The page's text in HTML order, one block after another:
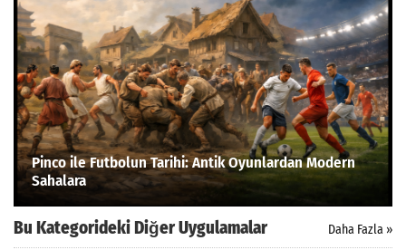
Pinco ile Futbolun Tarihi: Antik Oyunlardan Modern
Sahalara
Bu Kategorideki Diğer Uygulamalar Daha Fazla »